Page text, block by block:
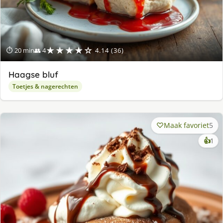
⏱ 20 min👥 4★★★★☆ 4.14 (36)
Haagse bluf
Toetjes & nagerechten
Maak favoriet5
👍1